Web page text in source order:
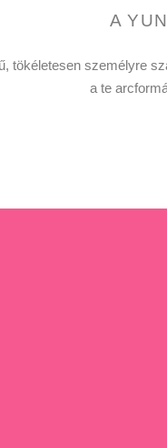
A
tökéletesen személyre
a te